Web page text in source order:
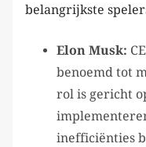
belangrijkste
Elon Musk:
benoemd tot
rol is gericht
inefficiënties